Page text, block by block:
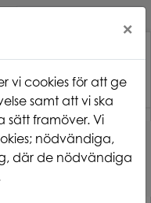
×
vi cookies för att ge
samt att vi ska
sätt framöver. Vi
nödvändiga,
där de nödvändiga